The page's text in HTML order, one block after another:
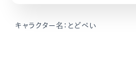
キャラクター名：とどぺい